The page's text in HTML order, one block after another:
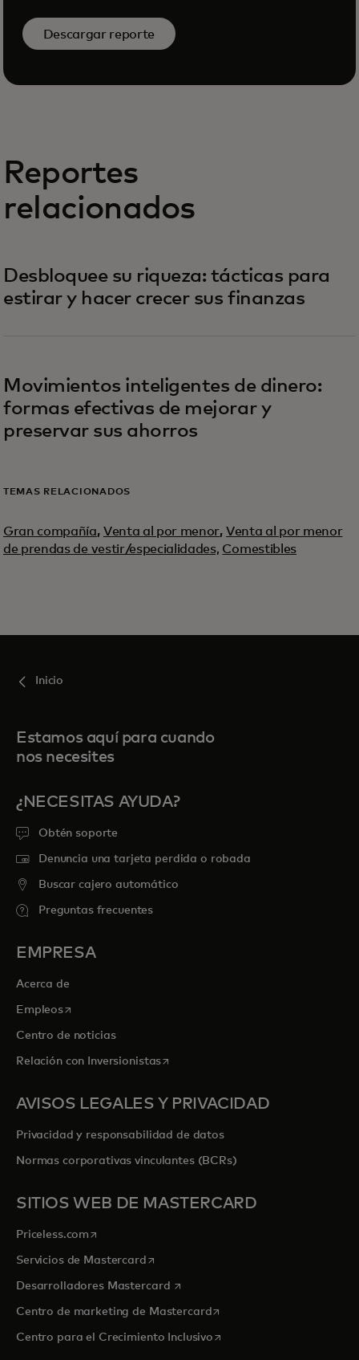
Descargar reporte
Reportes
relacionados
Desbloquee su riqueza: tácticas para
estirar y hacer crecer sus finanzas
Movimientos inteligentes de dinero:
formas efectivas de mejorar y
preservar sus ahorros
TEMAS RELACIONADOS
Gran compañía, Venta al por menor,Venta al por menor
de prendas de vestir/especialidades, Comestibles
Inicio
Estamos aquí para cuando
nos necesites
¿NECESITAS AYUDA?
Obtén soporte
Denuncia una tarjeta perdida o robada
Buscar cajero automático
Preguntas frecuentes
EMPRESA
Acerca de
Empleosse abre en una pestaña nueva
Centro de noticias
Relación con Inversionistasse abre en una pestaña nueva
AVISOS LEGALES Y PRIVACIDAD
Privacidad y responsabilidad de datos
Normas corporativas vinculantes (BCRs)
SITIOS WEB DE MASTERCARD
Priceless.com se abre en una pestaña nueva
Servicios de Mastercardse abre en una pestaña nueva
Desarrolladores Mastercard se abre en una pestaña nueva
Centro de marketing de Mastercardse abre en una pestaña
Centro para el Crecimiento Inclusivose abre en una pestaña